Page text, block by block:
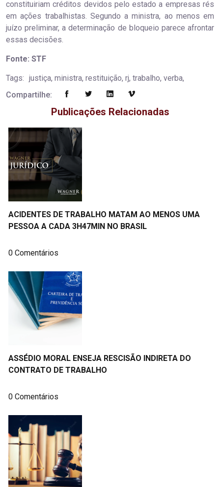
constituiriam créditos devidos pelo estado a empresas rés
em ações trabalhistas. Segundo a ministra, ao menos em
juízo preliminar, a determinação de bloqueio parece afrontar
essas decisões.
Fonte: STF
Tags: justiça, ministra, restituição, rj, trabalho, verba,
Compartilhe:
Publicações Relacionadas
ACIDENTES DE TRABALHO MATAM AO MENOS UMA
PESSOA A CADA 3H47MIN NO BRASIL
0 Comentários
ASSÉDIO MORAL ENSEJA RESCISÃO INDIRETA DO
CONTRATO DE TRABALHO
0 Comentários